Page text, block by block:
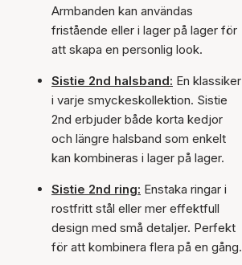
Armbanden kan användas
fristående eller i lager på lager för
att skapa en personlig look.
Sistie 2nd halsband: En klassiker
i varje smyckeskollektion. Sistie
2nd erbjuder både korta kedjor
och längre halsband som enkelt
kan kombineras i lager på lager.
Sistie 2nd ring: Enstaka ringar i
rostfritt stål eller mer effektfull
design med små detaljer. Perfekt
för att kombinera flera på en gång.